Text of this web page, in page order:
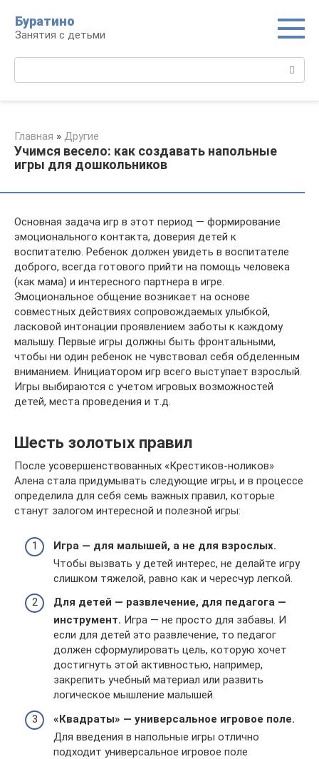
контенту
Буратино
Занятия с детьми
Главная » Другие
Учимся весело: как создавать напольные
игры для дошкольников
Основная задача игр в этот период — формирование
эмоционального контакта, доверия детей к
воспитателю. Ребенок должен увидеть в воспитателе
доброго, всегда готового прийти на помощь человека
(как мама) и интересного партнера в игре.
Эмоциональное общение возникает на основе
совместных действиях сопровождаемых улыбкой,
ласковой интонации проявлением заботы к каждому
малышу. Первые игры должны быть фронтальными,
чтобы ни один ребенок не чувствовал себя обделенным
вниманием. Инициатором игр всего выступает взрослый.
Игры выбираются с учетом игровых возможностей
детей, места проведения и т.д.
Шесть золотых правил
После усовершенствованных «Крестиков-ноликов»
Алена стала придумывать следующие игры, и в процессе
определила для себя семь важных правил, которые
станут залогом интересной и полезной игры:
Игра — для малышей, а не для взрослых.
Чтобы вызвать у детей интерес, не делайте игру
слишком тяжелой, равно как и чересчур легкой.
Для детей — развлечение, для педагога —
инструмент. Игра — не просто для забавы. И
если для детей это развлечение, то педагог
должен сформулировать цель, которую хочет
достигнуть этой активностью, например,
закрепить учебный материал или развить
логическое мышление малышей.
«Квадраты» — универсальное игровое поле.
Для введения в напольные игры отлично
подходит универсальное игровое поле